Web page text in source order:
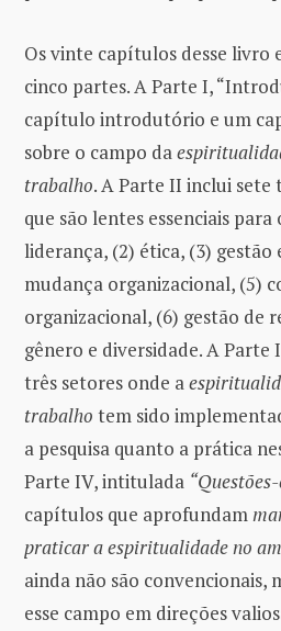
Os vinte capítulos desse livro
cinco partes. A Parte I,
capítulo introdutório e um
sobre o campo da
trabalho. A Parte II inclui
que são lentes essenciais para
liderança, (2) ética, (3) gestão
mudança organizacional, (5)
organizacional, (6) gestão de
gênero e diversidade. A
três setores onde a
trabalho tem sido
a pesquisa quanto a prática
Parte IV, intitulada
capítulos que aprofundam
praticar a espiritualidade no
ainda não são convencionais,
esse campo em direções